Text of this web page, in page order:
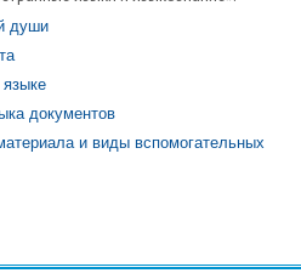
души
документов
и виды вспомогательных